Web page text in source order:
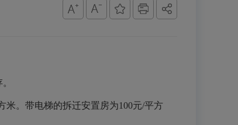
米。带电梯的拆迁安置房为100元/平方